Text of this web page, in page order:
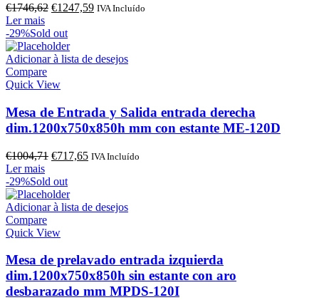
€1746,62 O
original
era:
€1746,62.
€1247,59O
€1247,59.
IVA Incluído
Ler mais
-29%Sold out
Adicionar à lista de desejos
Compare
Quick View
Mesa de Entrada y Salida entrada derecha
dim.1200x750x850h mm con estante ME-120D
€1004,71 O
original
era:
€1004,71.
€717,65O
€717,65.
IVA Incluído
Ler mais
-29%Sold out
Adicionar à lista de desejos
Compare
Quick View
Mesa de prelavado entrada izquierda
dim.1200x750x850h sin estante con aro
desbarazado mm MPDS-120I